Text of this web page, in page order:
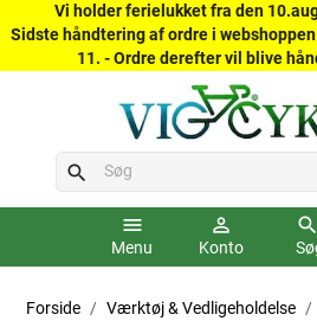
Vi holder ferielukket fra den
Sidste håndtering af ordre i
11. - Ordre derefter vil blive
search
menu
Menu
person_outline
Konto
search
Forside Værktøj & Vedligeholdelse